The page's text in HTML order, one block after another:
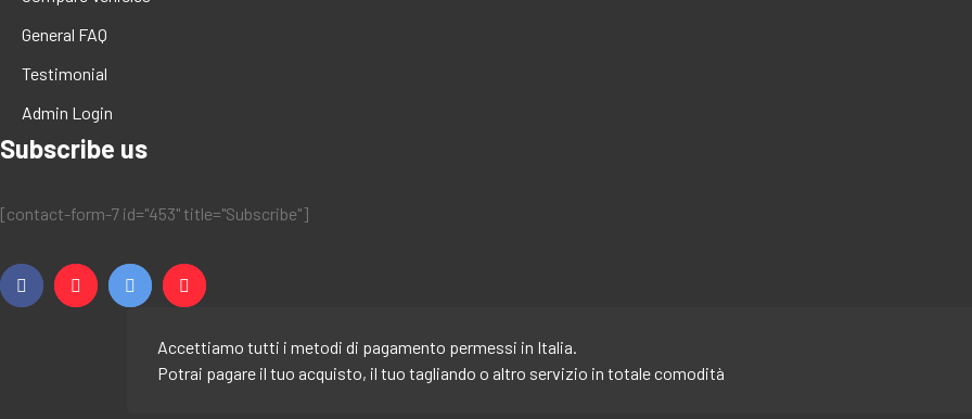
General FAQ
Testimonial
Admin Login
Subscribe us
[contact-form-7 id="453" title="Subscribe"]
Accettiamo tutti i metodi di pagamento permessi in Italia.
Potrai pagare il tuo acquisto, il tuo tagliando o altro servizio in totale comodità